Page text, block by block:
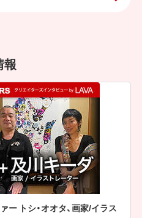
報
トシ・オオタ、画家/イラス